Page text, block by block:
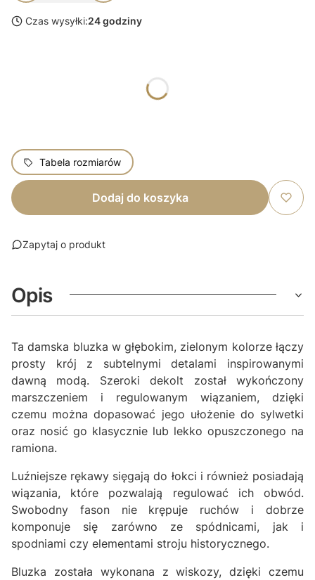
Czas wysyłki:24 godziny
Tabela rozmiarów
Dodaj do koszyka
Zapytaj o produkt
Opis
Ta damska bluzka w głębokim, zielonym kolorze łączy
prosty krój z subtelnymi detalami inspirowanymi
dawną modą. Szeroki dekolt został wykończony
marszczeniem i regulowanym wiązaniem, dzięki
czemu można dopasować jego ułożenie do sylwetki
oraz nosić go klasycznie lub lekko opuszczonego na
ramiona.
Luźniejsze rękawy sięgają do łokci i również posiadają
wiązania, które pozwalają regulować ich obwód.
Swobodny fason nie krępuje ruchów i dobrze
komponuje się zarówno ze spódnicami, jak i
spodniami czy elementami stroju historycznego.
Bluzka została wykonana z wiskozy, dzięki czemu